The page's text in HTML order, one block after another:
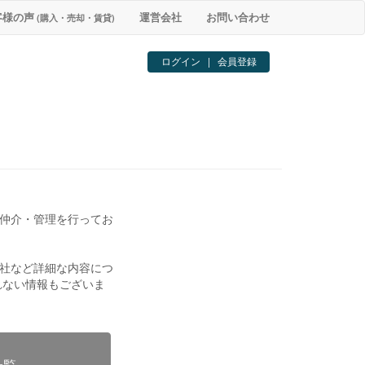
の声 (購入・売却・賃貸) 運営会社 お問い合わせ
ログイン | 会員登録
介・管理を行ってお
など詳細な内容につ
い情報もございま